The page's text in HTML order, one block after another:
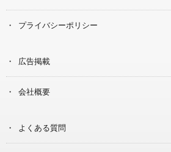
プライバシーポリシー
広告掲載
会社概要
よくある質問